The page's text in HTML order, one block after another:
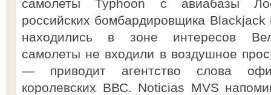
самолеты Typhoon с авиабазы
российских бомбардировщика
находились в зоне интересов
самолеты не входили в воздушное
— приводит агентство слова
королевских ВВС. Noticias MVS